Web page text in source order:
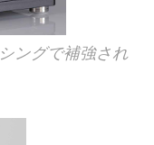
ングで補強され